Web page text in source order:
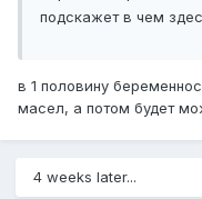
подскажет в чем
в 1 половину
масел, а потом будет
4 weeks later...